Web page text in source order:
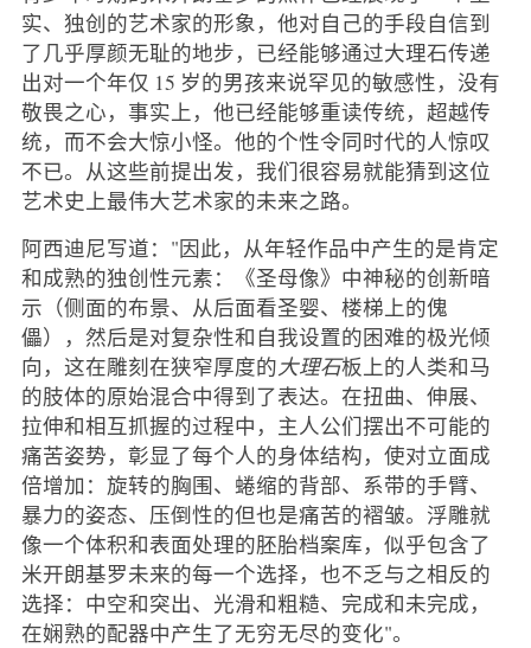
实、独创的艺术家的形象，他对自己的手段自信到
了几乎厚颜无耻的地步，已经能够通过大理石传递
出对一个年仅 15 岁的男孩来说罕见的敏感性，没有
敬畏之心，事实上，他已经能够重读传统，超越传
统，而不会大惊小怪。他的个性令同时代的人惊叹
不已。从这些前提出发，我们很容易就能猜到这位
艺术史上最伟大艺术家的未来之路。
阿西迪尼写道："因此，从年轻作品中产生的是肯定
和成熟的独创性元素：《圣母像》中神秘的创新暗
示（侧面的布景、从后面看圣婴、楼梯上的傀
儡），然后是对复杂性和自我设置的困难的极光倾
向，这在雕刻在狭窄厚度的大理石板上的人类和马
的肢体的原始混合中得到了表达。在扭曲、伸展、
拉伸和相互抓握的过程中，主人公们摆出不可能的
痛苦姿势，彰显了每个人的身体结构，使对立面成
倍增加：旋转的胸围、蜷缩的背部、系带的手臂、
暴力的姿态、压倒性的但也是痛苦的褶皱。浮雕就
像一个体积和表面处理的胚胎档案库，似乎包含了
米开朗基罗未来的每一个选择，也不乏与之相反的
选择：中空和突出、光滑和粗糙、完成和未完成，
在娴熟的配器中产生了无穷无尽的变化"。